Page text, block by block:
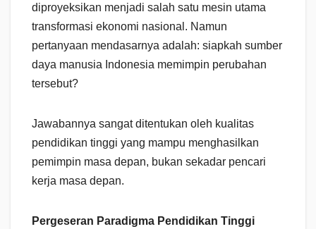
diproyeksikan menjadi salah satu mesin utama
transformasi ekonomi nasional. Namun
pertanyaan mendasarnya adalah: siapkah sumber
daya manusia Indonesia memimpin perubahan
tersebut?
Jawabannya sangat ditentukan oleh kualitas
pendidikan tinggi yang mampu menghasilkan
pemimpin masa depan, bukan sekadar pencari
kerja masa depan.
Pergeseran Paradigma Pendidikan Tinggi